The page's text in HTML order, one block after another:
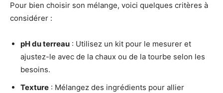
Pour bien choisir son mélange, voici quelques critères à
considérer :
pH du terreau : Utilisez un kit pour le mesurer et
ajustez-le avec de la chaux ou de la tourbe selon les
besoins.
Texture : Mélangez des ingrédients pour allier